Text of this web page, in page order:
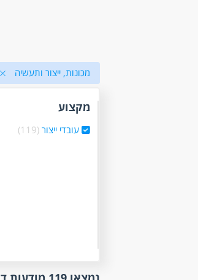
מכונות, ייצור ותעשיה
מקצוע
עובדי ייצור (119)